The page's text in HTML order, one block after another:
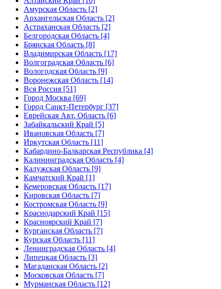
Амурская Область [2]
Архангельская Область [2]
Астраханская Область [2]
Белгородская Область [4]
Брянская Область [8]
Владимирская Область [17]
Волгоградская Область [6]
Вологодская Область [9]
Воронежская Область [14]
Вся Россия [51]
Город Москва [69]
Город Санкт-Петербург [37]
Еврейская Авт. Область [6]
Забайкальский Край [5]
Ивановская Область [7]
Иркутская Область [11]
Кабардино-Балкарская Республика [4]
Калининградская Область [4]
Калужская Область [9]
Камчатский Край [1]
Кемеровская Область [17]
Кировская Область [7]
Костромская Область [9]
Краснодарский Край [15]
Красноярский Край [7]
Курганская Область [7]
Курская Область [11]
Ленинградская Область [4]
Липецкая Область [3]
Магаданская Область [2]
Московская Область [7]
Мурманская Область [12]